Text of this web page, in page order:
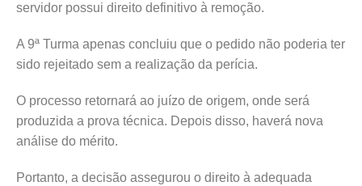
servidor possui direito definitivo à remoção.
A 9ª Turma apenas concluiu que o pedido não poderia ter
sido rejeitado sem a realização da perícia.
O processo retornará ao juízo de origem, onde será
produzida a prova técnica. Depois disso, haverá nova
análise do mérito.
Portanto, a decisão assegurou o direito à adequada